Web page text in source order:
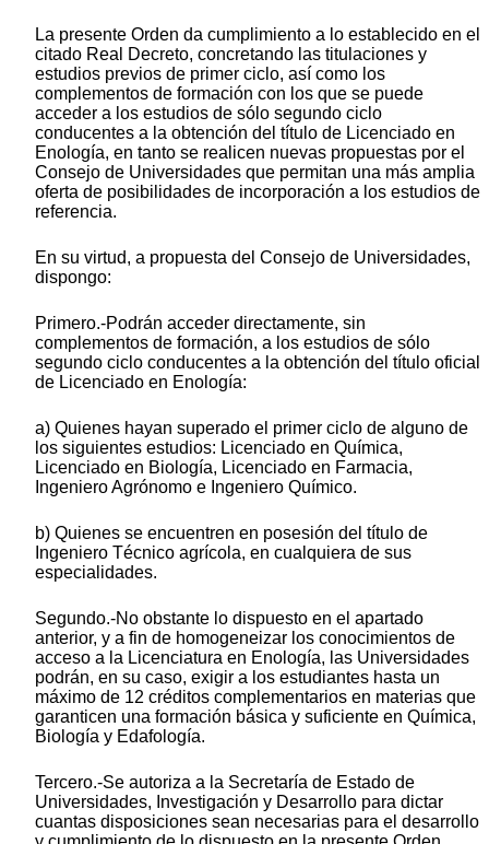
La presente Orden da cumplimiento a lo establecido en el
citado Real Decreto, concretando las titulaciones y
estudios previos de primer ciclo, así como los
complementos de formación con los que se puede
acceder a los estudios de sólo segundo ciclo
conducentes a la obtención del título de Licenciado en
Enología, en tanto se realicen nuevas propuestas por el
Consejo de Universidades que permitan una más amplia
oferta de posibilidades de incorporación a los estudios de
referencia.
En su virtud, a propuesta del Consejo de Universidades,
dispongo:
Primero.-Podrán acceder directamente, sin
complementos de formación, a los estudios de sólo
segundo ciclo conducentes a la obtención del título oficial
de Licenciado en Enología:
a) Quienes hayan superado el primer ciclo de alguno de
los siguientes estudios: Licenciado en Química,
Licenciado en Biología, Licenciado en Farmacia,
Ingeniero Agrónomo e Ingeniero Químico.
b) Quienes se encuentren en posesión del título de
Ingeniero Técnico agrícola, en cualquiera de sus
especialidades.
Segundo.-No obstante lo dispuesto en el apartado
anterior, y a fin de homogeneizar los conocimientos de
acceso a la Licenciatura en Enología, las Universidades
podrán, en su caso, exigir a los estudiantes hasta un
máximo de 12 créditos complementarios en materias que
garanticen una formación básica y suficiente en Química,
Biología y Edafología.
Tercero.-Se autoriza a la Secretaría de Estado de
Universidades, Investigación y Desarrollo para dictar
cuantas disposiciones sean necesarias para el desarrollo